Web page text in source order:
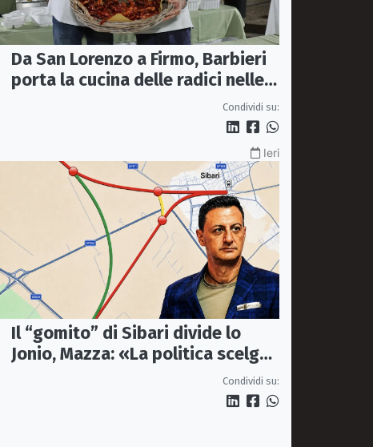
Da San Lorenzo a Firmo, Barbieri
porta la cucina delle radici nelle
Condividi su:
Ieri
Il “gomito” di Sibari divide lo
Jonio, Mazza: «La politica scelga
Condividi su: